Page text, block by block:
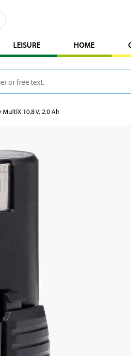
LEISURE HOME
10,8 V, 2,0 Ah